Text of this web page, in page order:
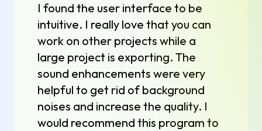
I found the user interface to be
intuitive. I really love that you can
work on other projects while a
large project is exporting. The
sound enhancements were very
helpful to get rid of background
noises and increase the quality. I
would recommend this program to